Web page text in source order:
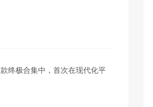
终极合集中，首次在现代化平